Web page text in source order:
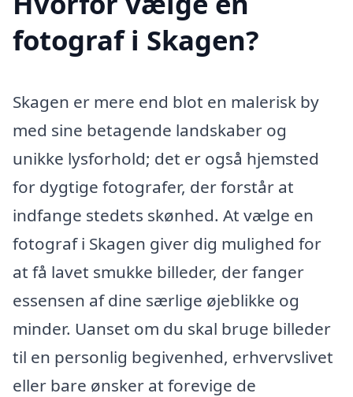
fotograf i Skagen?
Skagen er mere end blot en malerisk by
med sine betagende landskaber og
unikke lysforhold; det er også hjemsted
for dygtige fotografer, der forstår at
indfange stedets skønhed. At vælge en
fotograf i Skagen giver dig mulighed for
at få lavet smukke billeder, der fanger
essensen af dine særlige øjeblikke og
minder. Uanset om du skal bruge billeder
til en personlig begivenhed, erhvervslivet
eller bare ønsker at forevige de